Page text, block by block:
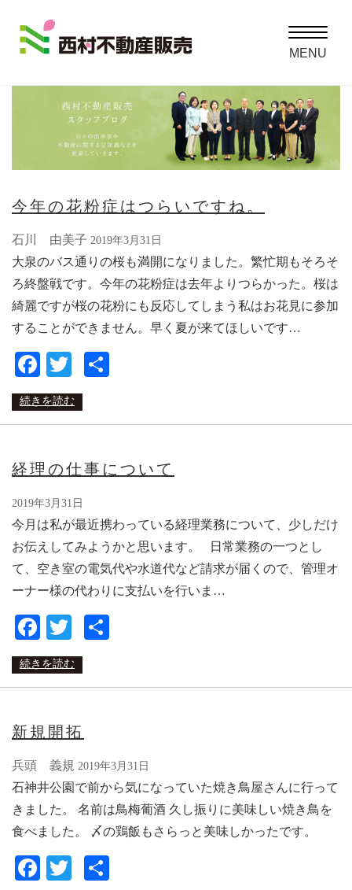
Toggle
MENU
今年の花粉症はつらいですね。
石川 由美子 2019年3月31日
大泉のバス通りの桜も満開になりました。繁忙期もそろそ
ろ終盤戦です。今年の花粉症は去年よりつらかった。桜は
綺麗ですが桜の花粉にも反応してしまう私はお花見に参加
することができません。早く夏が来てほしいです…
Facebook
Twitter
続きを読む
経理の仕事について
2019年3月31日
今月は私が最近携わっている経理業務について、少しだけ
お伝えしてみようかと思います。 日常業務の一つとし
て、空き室の電気代や水道代など請求が届くので、管理オ
ーナー様の代わりに支払いを行いま…
Facebook
Twitter
続きを読む
新規開拓
兵頭 義規 2019年3月31日
石神井公園で前から気になっていた焼き鳥屋さんに行って
きました。 名前は鳥梅葡酒 久し振りに美味しい焼き鳥を
食べました。 〆の鶏飯もさらっと美味しかったです。
Facebook
Twitter